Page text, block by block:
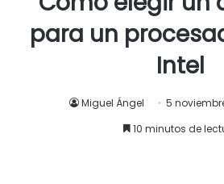
productos de refrigeración líquida
incluye tuberías, accesorios,
La microestructura
de cobre tiene huecos de 0,15 mm
para evitar la corrosión.
También
estándar G1/4, por lo que se